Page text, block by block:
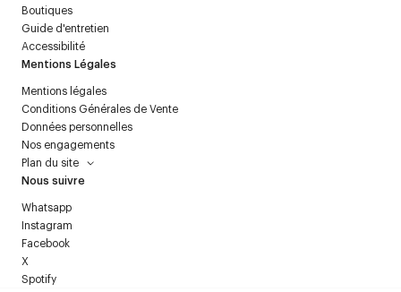
Boutiques
Guide d'entretien
Accessibilité
Mentions Légales
Mentions légales
Conditions Générales de Vente
Données personnelles
Nos engagements
Plan du site
Nous suivre
Whatsapp
Instagram
Facebook
X
Spotify